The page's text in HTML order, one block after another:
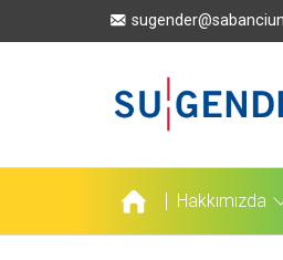
atla
Ana
gezinti
Hakkımızda